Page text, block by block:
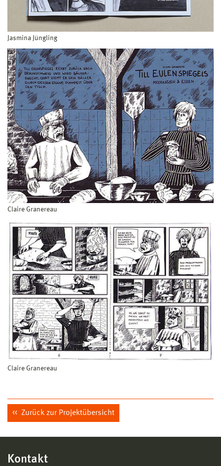
Jasmina Jüngling
Claire Granereau
Claire Granereau
Zurück zur Projektübersicht
Kontakt